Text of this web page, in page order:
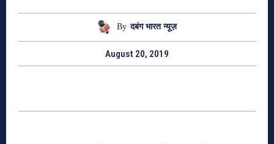
By दबंग भारत न्यूज़
August 20, 2019